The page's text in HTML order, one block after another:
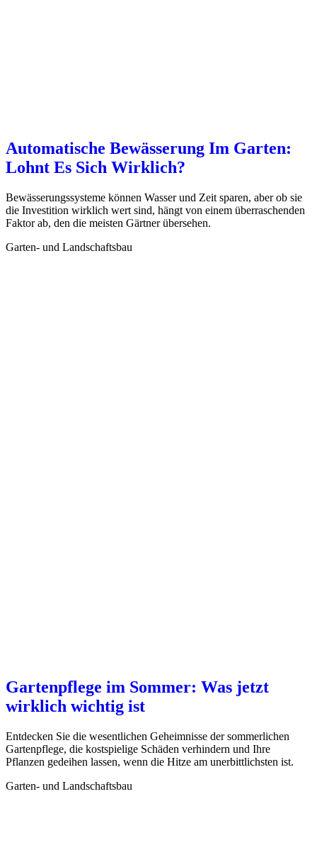
Automatische Bewässerung Im Garten:
Lohnt Es Sich Wirklich?
Bewässerungssysteme können Wasser und Zeit sparen, aber ob sie
die Investition wirklich wert sind, hängt von einem überraschenden
Faktor ab, den die meisten Gärtner übersehen.
Garten- und Landschaftsbau
Gartenpflege im Sommer: Was jetzt
wirklich wichtig ist
Entdecken Sie die wesentlichen Geheimnisse der sommerlichen
Gartenpflege, die kostspielige Schäden verhindern und Ihre
Pflanzen gedeihen lassen, wenn die Hitze am unerbittlichsten ist.
Garten- und Landschaftsbau